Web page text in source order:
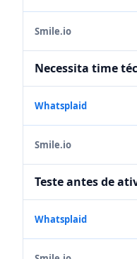
Necessita time
Teste antes de